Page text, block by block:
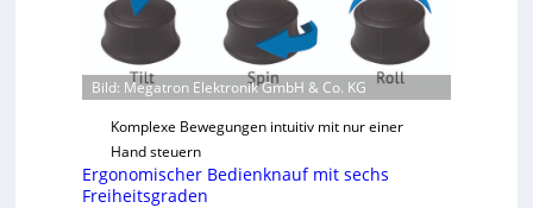
Bild: Megatron Elektronik GmbH & Co. KG
Komplexe Bewegungen intuitiv mit nur einer
Hand steuern
Ergonomischer Bedienknauf mit sechs
Freiheitsgraden